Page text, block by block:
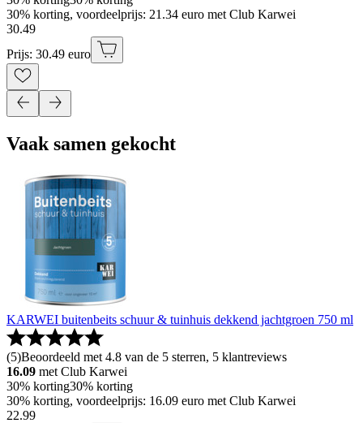
30% korting, voordeelprijs: 21.34 euro met Club Karwei
30.49
Prijs: 30.49 euro
Vaak samen gekocht
KARWEI buitenbeits schuur & tuinhuis dekkend jachtgroen 750 ml
(5)Beoordeeld met 4.8 van de 5 sterren, 5 klantreviews
16.09 met Club Karwei
30% korting30% korting
30% korting, voordeelprijs: 16.09 euro met Club Karwei
22.99